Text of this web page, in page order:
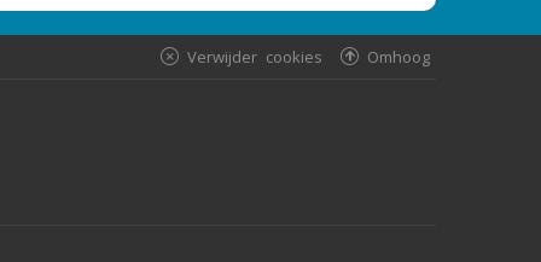
Omhoog
Verwijder cookies